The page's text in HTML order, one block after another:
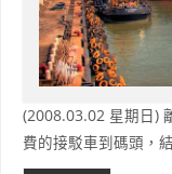
(2008.03.02 星期日)
費的接駁車到碼頭，